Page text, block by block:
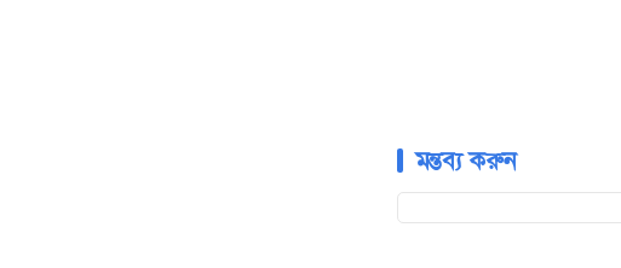
মন্তব্য করুন